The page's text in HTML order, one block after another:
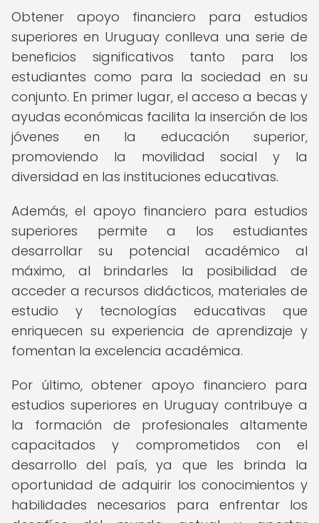
Obtener apoyo financiero para estudios
superiores en Uruguay conlleva una serie de
beneficios significativos tanto para los
estudiantes como para la sociedad en su
conjunto. En primer lugar, el acceso a becas y
ayudas económicas facilita la inserción de los
jóvenes en la educación superior,
promoviendo la movilidad social y la
diversidad en las instituciones educativas.
Además, el apoyo financiero para estudios
superiores permite a los estudiantes
desarrollar su potencial académico al
máximo, al brindarles la posibilidad de
acceder a recursos didácticos, materiales de
estudio y tecnologías educativas que
enriquecen su experiencia de aprendizaje y
fomentan la excelencia académica.
Por último, obtener apoyo financiero para
estudios superiores en Uruguay contribuye a
la formación de profesionales altamente
capacitados y comprometidos con el
desarrollo del país, ya que les brinda la
oportunidad de adquirir los conocimientos y
habilidades necesarios para enfrentar los